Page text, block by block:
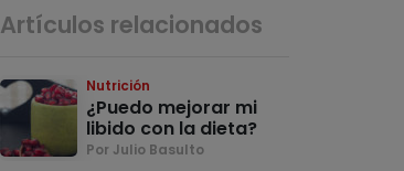
Artículos relacionados
Nutrición
¿Puedo mejorar mi
libido con la dieta?
Por Julio Basulto